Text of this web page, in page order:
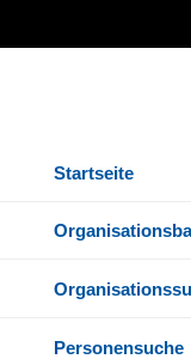
Startseite
Personensuche